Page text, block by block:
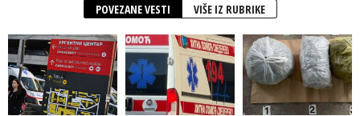
POVEZANE VESTI VIŠE IZ RUBRIKE